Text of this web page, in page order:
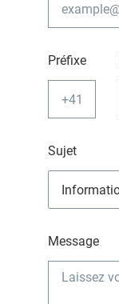
Préfixe
Sujet
Message